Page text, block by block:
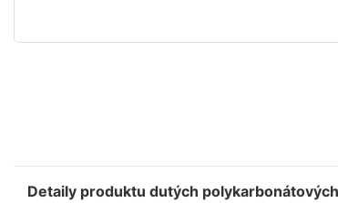
Detaily produktu dutých